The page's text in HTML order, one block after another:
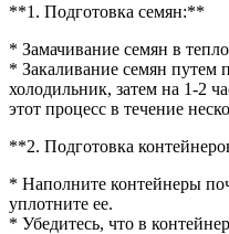
**1. Подготовка семян:**
* Замачивание семян в
* Закаливание семян путем
холодильник, затем на 1-2
этот процесс в течение
**2. Подготовка
* Наполните контейнеры
уплотните ее.
* Убедитесь, что в